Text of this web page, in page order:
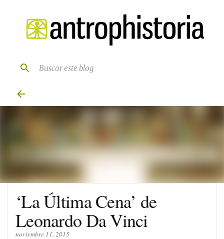
Ir al contenido principal
‘La Última Cena’ de
Leonardo Da Vinci
noviembre 11, 2015